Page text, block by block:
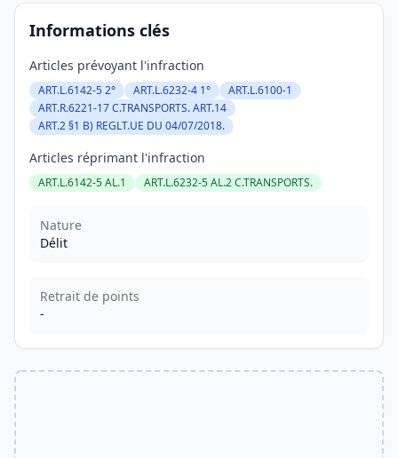
Informations clés
Articles prévoyant l'infraction
ART.L.6142-5 2° ART.L.6232-4 1°
ART.L.6100-1
ART.R.6221-17 C.TRANSPORTS. ART.14
ART.2 §1 B) REGLT.UE DU 04/07/2018.
Articles réprimant l'infraction
ART.L.6142-5 AL.1 ART.L.6232-5 AL.2 C.TRANSPORTS.
Nature
Délit
Retrait de points
-